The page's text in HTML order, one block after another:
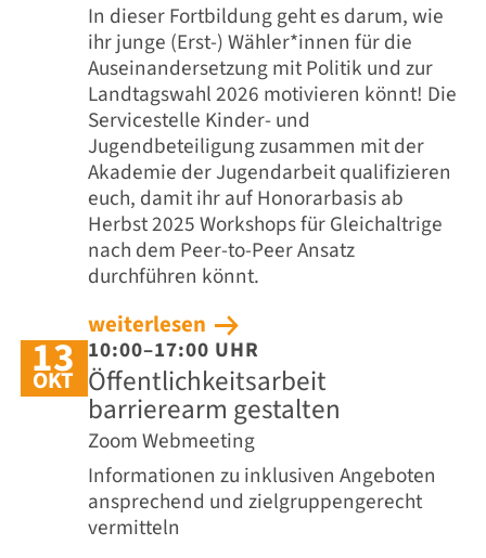
In dieser Fortbildung geht es darum, wie
ihr junge (Erst-) Wähler*innen für die
Auseinandersetzung mit Politik und zur
Landtagswahl 2026 motivieren könnt! Die
Servicestelle Kinder- und
Jugendbeteiligung zusammen mit der
Akademie der Jugendarbeit qualifizieren
euch, damit ihr auf Honorarbasis ab
Herbst 2025 Workshops für Gleichaltrige
nach dem Peer-to-Peer Ansatz
durchführen könnt.
weiterlesen
13
OKT
10:00–17:00 UHR
Öffentlichkeitsarbeit
barrierearm gestalten
Zoom Webmeeting
Informationen zu inklusiven Angeboten
ansprechend und zielgruppengerecht
vermitteln